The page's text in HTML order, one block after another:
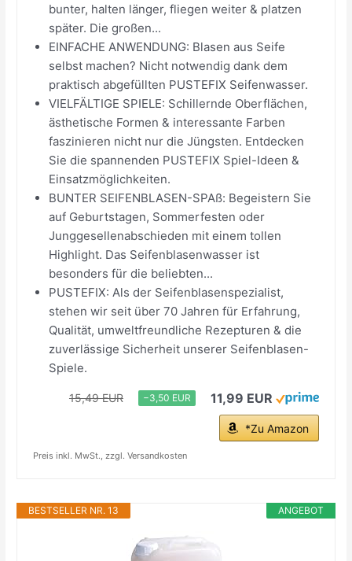
bunter, halten länger, fliegen weiter & platzen
später. Die großen...
EINFACHE ANWENDUNG: Blasen aus Seife
selbst machen? Nicht notwendig dank dem
praktisch abgefüllten PUSTEFIX Seifenwasser.
VIELFÄLTIGE SPIELE: Schillernde Oberflächen,
ästhetische Formen & interessante Farben
faszinieren nicht nur die Jüngsten. Entdecken
Sie die spannenden PUSTEFIX Spiel-Ideen &
Einsatzmöglichkeiten.
BUNTER SEIFENBLASEN-SPAß: Begeistern Sie
auf Geburtstagen, Sommerfesten oder
Junggesellenabschieden mit einem tollen
Highlight. Das Seifenblasenwasser ist
besonders für die beliebten...
PUSTEFIX: Als der Seifenblasenspezialist,
stehen wir seit über 70 Jahren für Erfahrung,
Qualität, umweltfreundliche Rezepturen & die
zuverlässige Sicherheit unserer Seifenblasen-
Spiele.
15,49 EUR −3,50 EUR 11,99 EUR
*Zu Amazon
Preis inkl. MwSt., zzgl. Versandkosten
ANGEBOT
BESTSELLER NR. 13